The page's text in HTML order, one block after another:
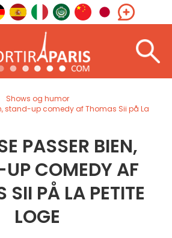
Shows og humor
stand-up comedy af Thomas Sii på La
PASSER BIEN,
COMEDY AF
SII PÅ LA PETITE
LOGE